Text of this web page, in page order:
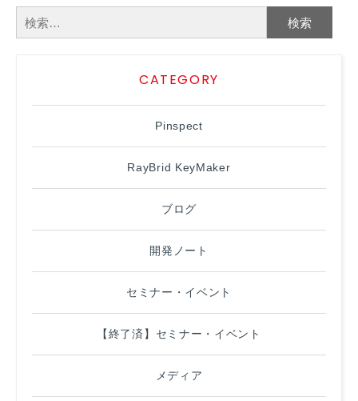
CATEGORY
Pinspect
RayBrid KeyMaker
ブログ
開発ノート
セミナー・イベント
【終了済】セミナー・イベント
メディア